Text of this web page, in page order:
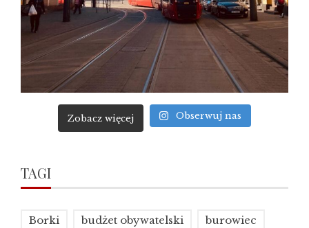
Zobacz więcej Obserwuj nas
TAGI
Borki budżet obywatelski burowiec